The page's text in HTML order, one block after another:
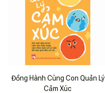
Đồng Hành Cùng Con Quản Lý
Cảm Xúc